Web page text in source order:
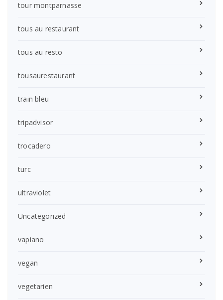
tour montparnasse
tous au restaurant
tous au resto
tousaurestaurant
train bleu
tripadvisor
trocadero
turc
ultraviolet
Uncategorized
vapiano
vegan
vegetarien